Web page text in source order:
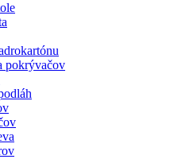
pokrývačov